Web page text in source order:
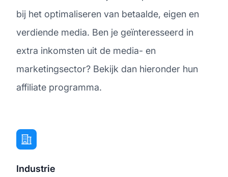
bij het optimaliseren van betaalde, eigen en
verdiende media. Ben je geïnteresseerd in
extra inkomsten uit de media- en
marketingsector? Bekijk dan hieronder hun
affiliate programma.
Industrie